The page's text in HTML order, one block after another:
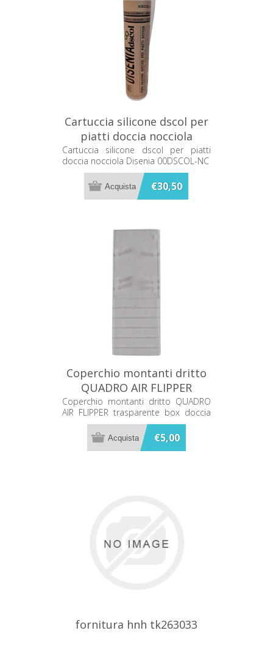
Cartuccia silicone dscol per
piatti doccia nocciola
Disenia 00DSCOL-NC
Cartuccia silicone dscol per piatti
doccia nocciola Disenia 00DSCOL-NC
€30,50
Coperchio montanti dritto
QUADRO AIR FLIPPER
trasparente box doccia
Disenia RCTPMNA
Coperchio montanti dritto QUADRO
AIR FLIPPER trasparente box doccia
Disenia RCTPMNA
€5,00
fornitura hnh tk263033